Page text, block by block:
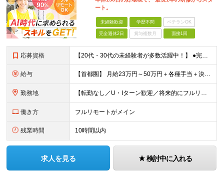
ート。
未経験歓迎 学歴不問 ベテランOK
完全週休2日 賞与複数月 面接1回
応募資格 【20代・30代の未経験者が多数活躍中！】 ●完全未経験、第二新卒、既卒、フリーターの方大歓迎！ ●学歴・職歴・転職回数・ブランク一切不問 ※34歳までの方（若年層の長期キャリア形成を図るため） ★
給与 【首都圏】 月給23万円～50万円＋各種手当＋決算賞与 【大阪】 月給22万円～50万円＋各種手当＋決算賞与 【愛知】 月給21.5万円～50万円＋各種手当＋決算賞与 【福岡・宮城】 月給20万
勤務地 【転勤なし／U・Iターン歓迎／将来的にフルリモートOK】 本社（新宿区）、大阪支店、名古屋支店または東京都・神奈川県・千葉県・埼玉県・愛知県・大阪府・福岡県をはじめ、全国のプロジェクト先 ※ご希望を
働き方 フルリモートがメイン
残業時間 10時間以内
求人を見る 検討中に入れる